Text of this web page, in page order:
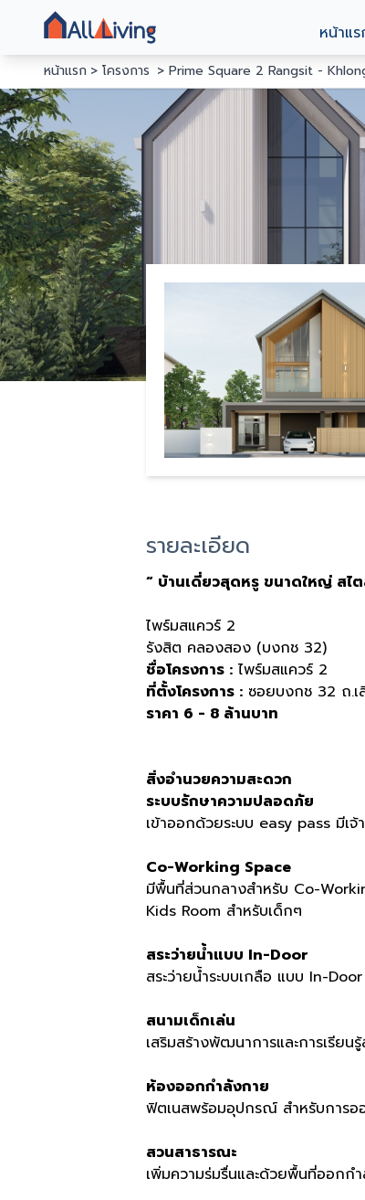
หน้าแ
หน้าแรก โครงการ Prime Square 2 Rangsit -
รายละเอียด
“ บ้านเดี่ยวสุดหรู ขนาดใหญ่ สไ
ไพร์มสแควร์ 2
รังสิต คลองสอง (บงกช 32)
ชื่อโครงการ : ไพร์มสแควร์ 2
ที่ตั้งโครงการ : ซอยบงกช 32 ถ.
ราคา 6 - 8 ล้านบาท
สิ่งอำนวยความสะดวก
ระบบรักษาความปลอดภัย
เข้าออกด้วยระบบ easy pass มี
Co-Working Space
มีพื้นที่ส่วนกลางสำหรับ Co-
Kids Room สำหรับเด็กๆ
สระว่ายน้ำแบบ In-Door
สระว่ายน้ำระบบเกลือ แบบ In-
สนามเด็กเล่น
เสริมสร้างพัฒนาการและการเรียน
ห้องออกกำลังกาย
ฟิตเนสพร้อมอุปกรณ์ สำหรับการอ
สวนสาธารณะ
เพิ่มความร่มรื่นและด้วยพื้นที่ออกก